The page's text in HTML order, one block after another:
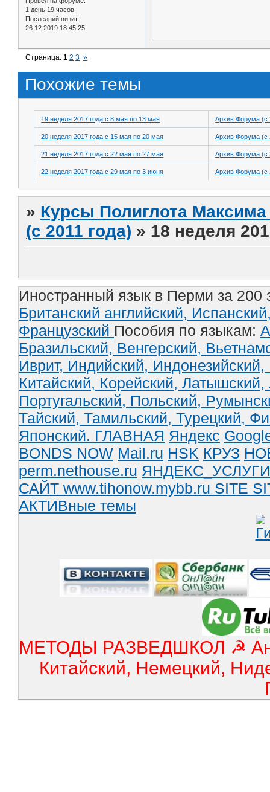
1 день 19 часов
Последний визит:
26.12.2019 18:45:25
Страница:1 2 3 »
Похожие темы
19 неделя 2017 года с 8 мая по 13 мая Архив Форума (с
20 неделя 2017 года с 15 мая по 20 мая Архив Форума (с
21 неделя 2017 года с 22 мая по 27 мая Архив Форума (с
22 неделя 2017 года с 29 мая по 3 июня Архив Форума (с
» Курсы Полиглота
(с 2011 года) » 18 неделя
Иностранный язык в Перми за 200
Британский английский,
Французский Пособия по языкам:
Бразильский, Венгерский,
Иврит, Индийский, Индонезийский,
Китайский, Корейский, Латышский,
Португальский, Польский,
Тайский, Тамильский, Турецкий,
Японский. ГЛАВНАЯ Яндекс
BONDS NOW Mail.ru HSK КРУЗ
perm.nethouse.ru ЯНДЕКС_УСЛУГИ
САЙТ www.tihonow.mybb.ru SITE
АКТИВные темы
МЕТОДЫ РАЗВЕДШКОЛ ☭
Китайский, Немецкий,